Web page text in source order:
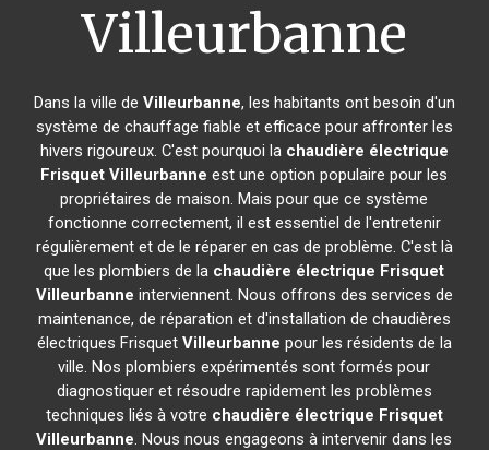
Villeurbanne
Dans la ville de Villeurbanne, les habitants ont besoin d'un
système de chauffage fiable et efficace pour affronter les
hivers rigoureux. C'est pourquoi la chaudière électrique
Frisquet Villeurbanne est une option populaire pour les
propriétaires de maison. Mais pour que ce système
fonctionne correctement, il est essentiel de l'entretenir
régulièrement et de le réparer en cas de problème. C'est là
que les plombiers de la chaudière électrique Frisquet
Villeurbanne interviennent. Nous offrons des services de
maintenance, de réparation et d'installation de chaudières
électriques Frisquet Villeurbanne pour les résidents de la
ville. Nos plombiers expérimentés sont formés pour
diagnostiquer et résoudre rapidement les problèmes
techniques liés à votre chaudière électrique Frisquet
Villeurbanne. Nous nous engageons à intervenir dans les